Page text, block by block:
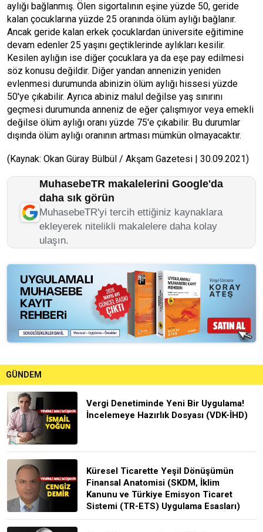
aylığı bağlanmış. Ölen sigortalının eşine yüzde 50, geride
kalan çocuklarına yüzde 25 oranında ölüm aylığı bağlanır.
Ancak geride kalan erkek çocuklardan üniversite eğitimine
devam edenler 25 yaşını geçtiklerinde aylıkları kesilir.
Kesilen aylığın ise diğer çocuklara ya da eşe pay edilmesi
söz konusu değildir. Diğer yandan annenizin yeniden
evlenmesi durumunda abinizin ölüm aylığı hissesi yüzde
50'ye çıkabilir. Ayrıca abiniz malul değilse yaş sınırını
geçmesi durumunda anneniz de eğer çalışmıyor veya emekli
değilse ölüm aylığı oranı yüzde 75'e çıkabilir. Bu durumlar
dışında ölüm aylığı oranının artması mümkün olmayacaktır.
(Kaynak: Okan Güray Bülbül / Akşam Gazetesi | 30.09.2021)
MuhasebeTR makalelerini Google'da
daha sık görün
MuhasebeTR'yi tercih ettiğiniz kaynaklara
ekleyerek nitelikli makalelere daha kolay
ulaşın.
GÜNDEM
Vergi Denetiminde Yeni Bir Uygulama!
İncelemeye Hazırlık Dosyası (VDK-İHD)
Küresel Ticarette Yeşil Dönüşümün
Finansal Anatomisi (SKDM, İklim
Kanunu ve Türkiye Emisyon Ticaret
Sistemi (TR-ETS) Uygulama Esasları)